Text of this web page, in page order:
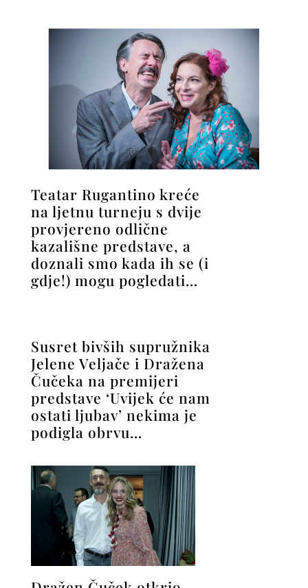
Teatar Rugantino kreće
na ljetnu turneju s dvije
provjereno odlične
kazališne predstave, a
doznali smo kada ih se (i
gdje!) mogu pogledati…
Susret bivših supružnika
Jelene Veljače i Dražena
Čučeka na premijeri
predstave ‘Uvijek će nam
ostati ljubav’ nekima je
podigla obrvu…